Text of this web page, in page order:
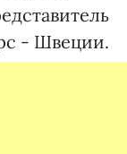
- Швеции.